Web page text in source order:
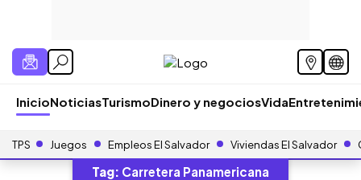
InicioNoticiasTurismoDinero y negociosVida
TPS Juegos Empleos El Salvador Viviendas El Salvador
Tag: Carretera Panamericana